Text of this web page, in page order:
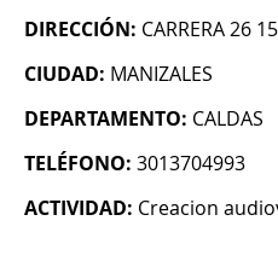
DIRECCIÓN: CARRERA 26
CIUDAD: MANIZALES
DEPARTAMENTO: CALDAS
TELÉFONO: 3013704993
ACTIVIDAD: Creacion